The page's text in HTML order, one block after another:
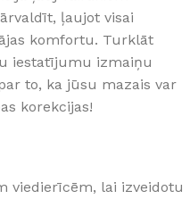
ļaujot visai
komfortu. Turklāt
iestatījumu izmaiņu
to, ka jūsu mazais var
korekcijas!
viedierīcēm, lai izveidotu